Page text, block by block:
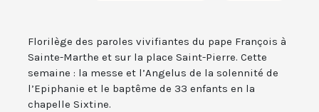
Florilège des paroles vivifiantes du pape François à
Sainte-Marthe et sur la place Saint-Pierre. Cette
semaine : la messe et l’Angelus de la solennité de
l’Epiphanie et le baptême de 33 enfants en la
chapelle Sixtine.